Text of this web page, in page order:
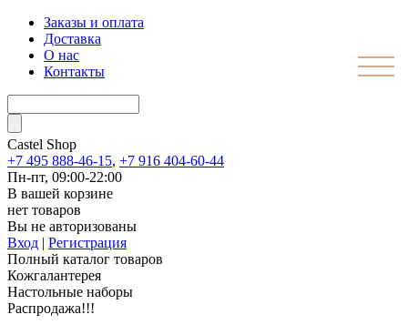
Заказы и оплата
Доставка
О нас
Контакты
Castel Shop
+7 495 888-46-15, +7 916 404-60-44
Пн-пт, 09:00-22:00
В вашей корзине
нет товаров
Вы не авторизованы
Вход | Регистрация
Полный каталог товаров
Кожгалантерея
Настольные наборы
Распродажа!!!